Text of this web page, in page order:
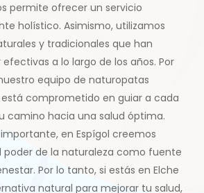
permite ofrecer un servicio
holístico. Asimismo, utilizamos
y tradicionales que han
a lo largo de los años. Por
equipo de naturopatas
comprometido en guiar a cada
camino hacia una salud óptima.
en Espígol creemos
de la naturaleza como fuente
Por lo tanto, si estás en Elche
natural para mejorar tu salud,